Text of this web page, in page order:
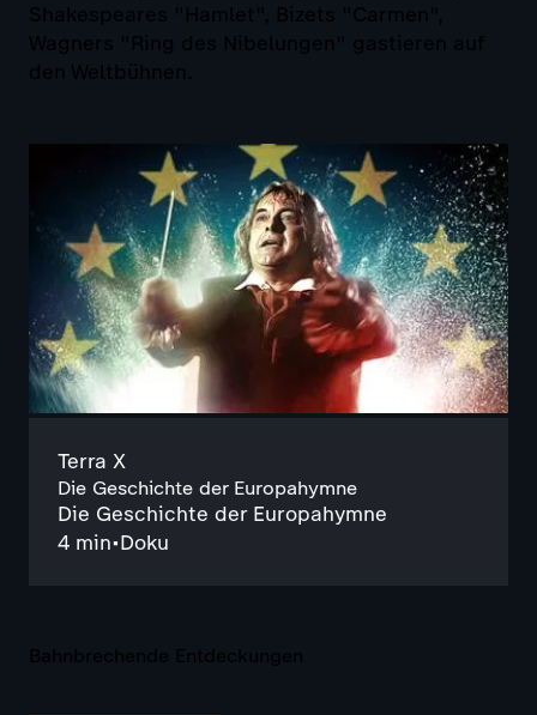
Shakespeares "Hamlet", Bizets "Carmen",
Wagners "Ring des Nibelungen" gastieren auf
den Weltbühnen.
Terra X
Die Geschichte der Europahymne
Die Geschichte der Europahymne
4 min•Doku
Bahnbrechende Entdeckungen